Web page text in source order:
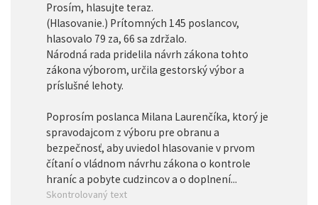
Prosím, hlasujte teraz.
(Hlasovanie.) Prítomných 145 poslancov,
hlasovalo 79 za, 66 sa zdržalo.
Národná rada pridelila návrh zákona tohto
zákona výborom, určila gestorský výbor a
príslušné lehoty.
Poprosím poslanca Milana Laurenčíka, ktorý je
spravodajcom z výboru pre obranu a
bezpečnosť, aby uviedol hlasovanie v prvom
čítaní o vládnom návrhu zákona o kontrole
hraníc a pobyte cudzincov a o doplnení...
Skontrolovaný text